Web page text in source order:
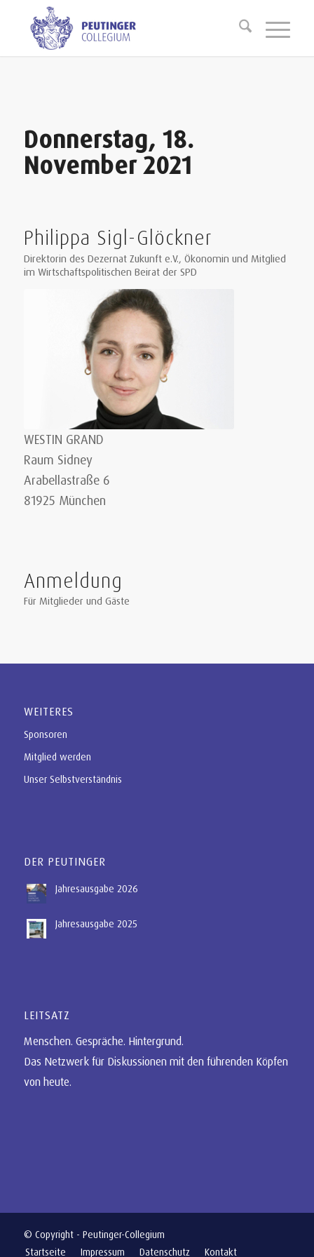
Donnerstag, 18.
November 2021
Philippa Sigl-Glöckner
Direktorin des Dezernat Zukunft e.V., Ökonomin und Mitglied
im Wirtschaftspolitischen Beirat der SPD
WESTIN GRAND
Raum Sidney
Arabellastraße 6
81925 München
Anmeldung
Für Mitglieder und Gäste
WEITERES
Sponsoren
Mitglied werden
Unser Selbstverständnis
DER PEUTINGER
Jahresausgabe 2026
Jahresausgabe 2025
LEITSATZ
Menschen. Gespräche. Hintergrund.
Das Netzwerk für Diskussionen mit den führenden Köpfen
von heute.
© Copyright - Peutinger-Collegium
Startseite
Impressum Datenschutz Kontakt